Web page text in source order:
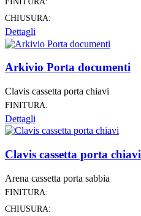
CHIUSURA:
Dettagli
Arkivio Porta documenti
Clavis cassetta porta chiavi
FINITURA:
Dettagli
Clavis cassetta porta chiavi
Arena cassetta porta sabbia
FINITURA:
CHIUSURA: